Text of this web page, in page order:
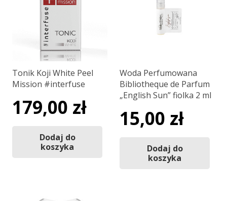
Tonik Koji White Peel
Mission #interfuse
179,00 zł
Dodaj do
koszyka
Woda Perfumowana
Bibliotheque de Parfum
„English Sun” fiolka 2 ml
15,00 zł
Dodaj do
koszyka